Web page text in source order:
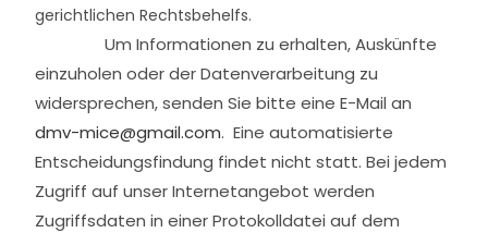
gerichtlichen Rechtsbehelfs.
Um Informationen zu erhalten, Auskünfte
einzuholen oder der Datenverarbeitung zu
widersprechen, senden Sie bitte eine E-Mail an
dmv-mice@gmail.com.Eine automatisierte
Entscheidungsfindung findet nicht statt.Bei jedem
Zugriff auf unser Internetangebot werden
Zugriffsdaten in einer Protokolldatei auf dem